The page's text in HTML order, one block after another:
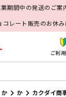
期間中の発送のご案
レート販売のお休み
ご利
か か カクダイ商